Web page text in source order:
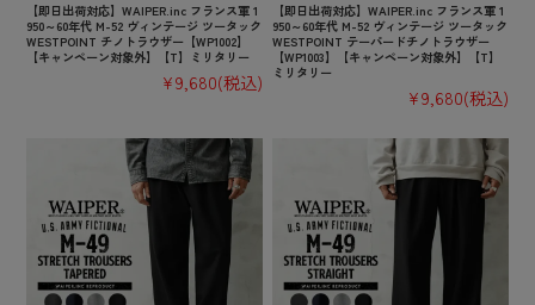
【即日出荷対応】WAIPER.inc フランス軍 1
950～60年代 M-52 ヴィンテージ ツータック
WESTPOINT チノトラウザー【WP1002】
【キャンペーン対象外】【T】ミリタリー
¥9,680(税込)
【即日出荷対応】WAIPER.inc フランス軍 1
950～60年代 M-52 ヴィンテージ ツータック
WESTPOINT テーパードチノトラウザー
【WP1003】【キャンペーン対象外】【T】
ミリタリー
¥9,680(税込)